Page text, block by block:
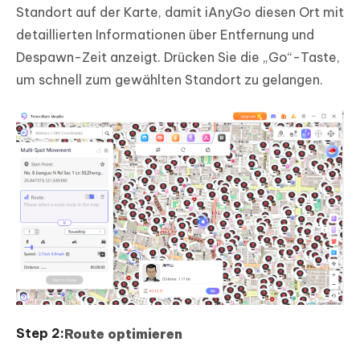
Standort auf der Karte, damit iAnyGo diesen Ort mit
detaillierten Informationen über Entfernung und
Despawn-Zeit anzeigt. Drücken Sie die „Go“-Taste,
um schnell zum gewählten Standort zu gelangen.
Route optimieren